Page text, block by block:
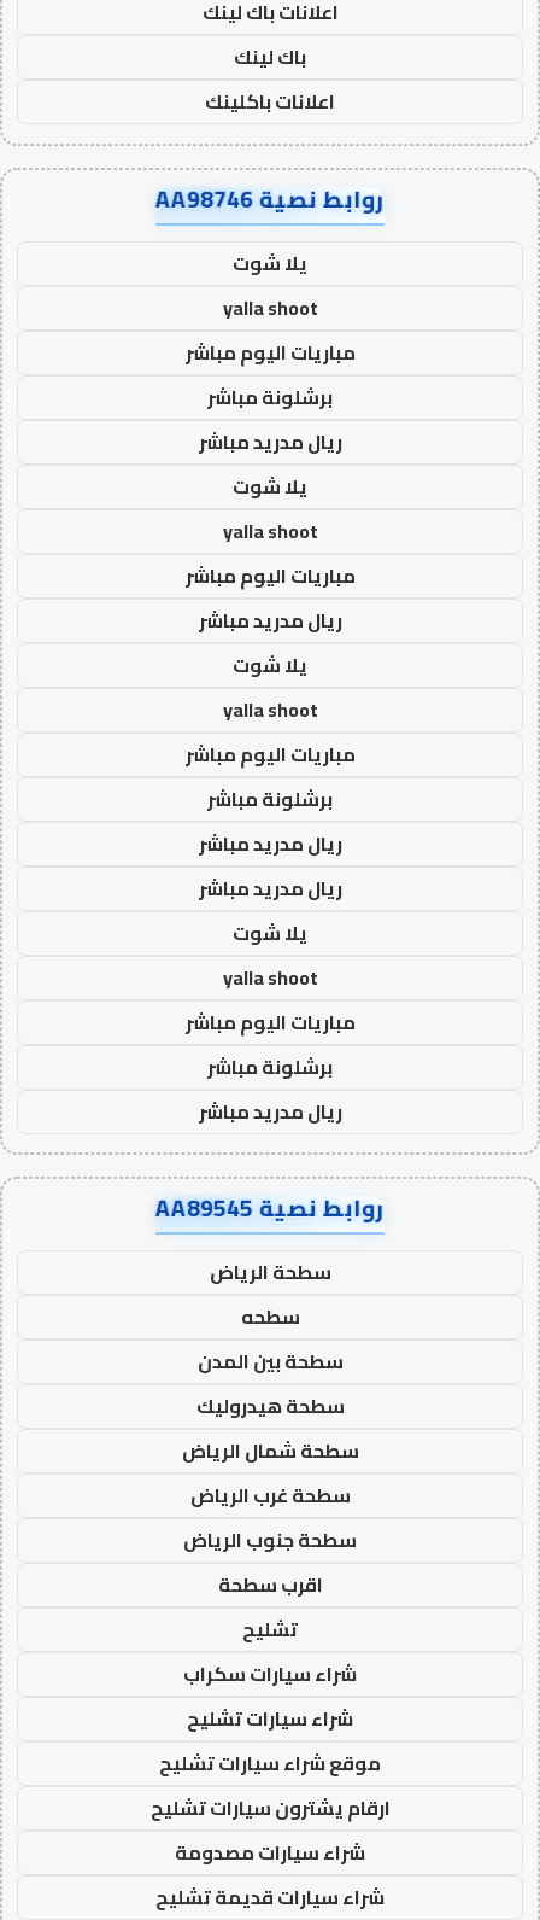
اعلانات باك لينك
باك لينك
اعلانات باكلينك
روابط نصية AA98746
يلا شوت
yalla shoot
مباريات اليوم مباشر
برشلونة مباشر
ريال مدريد مباشر
يلا شوت
yalla shoot
مباريات اليوم مباشر
ريال مدريد مباشر
يلا شوت
yalla shoot
مباريات اليوم مباشر
برشلونة مباشر
ريال مدريد مباشر
ريال مدريد مباشر
يلا شوت
yalla shoot
مباريات اليوم مباشر
برشلونة مباشر
ريال مدريد مباشر
روابط نصية AA89545
سطحة الرياض
سطحه
سطحة بين المدن
سطحة هيدروليك
سطحة شمال الرياض
سطحة غرب الرياض
سطحة جنوب الرياض
اقرب سطحة
تشليح
شراء سيارات سكراب
شراء سيارات تشليح
موقع شراء سيارات تشليح
ارقام يشترون سيارات تشليح
شراء سيارات مصدومة
شراء سيارات قديمة تشليح